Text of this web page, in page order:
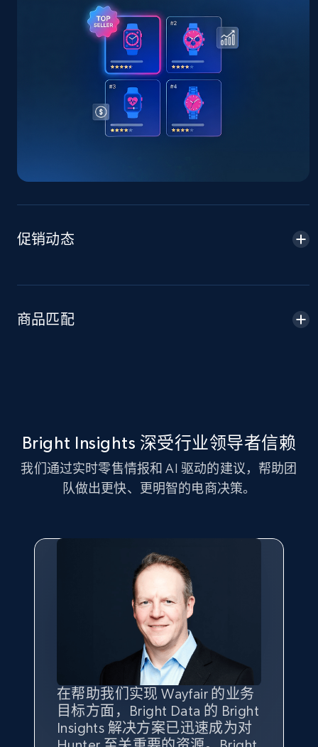
TikTok Shop - Collect TikTok shop products
by keywords search
URL, Title, Available, Description, Currency, Initial
price, Final price, Discount percent, and more.
667+
price, Final price, Discount percent, and more.
5.4K+
Amazon sellers info
URL, Product id, Title, Seller name, Seller rating,
Seller reviews, Breadcrumbs, Root category, and
eBay - Gather data on products using
URL, Product id, Title, Seller name, Seller rating,
Seller reviews, Breadcrumbs, Root category, and
more.
2.5K+ 358+ 立即开始
促销动态
商品匹配
Bright Insights 深受行业领导者信赖
我们通过实时零售情报和 AI 驱动的建议，帮助团
队做出更快、更明智的电商决策。
在帮助我们实现 Wayfair 的业务
目标方面，Bright Data 的 Bright
Insights 解决方案已迅速成为对
Bright Insights 的数据极大地支
持了我们公司的目标。每个产品
类别的市场份额帮助我们以主要
我们之所以选择 Bright
Insights，是因为它能够跟踪销
售情况，并绘制对我们业务至关
借助 Bright Data 的解决方案，
我们获得了对市场领域、产品、
竞争格局以及消费者行为趋势的